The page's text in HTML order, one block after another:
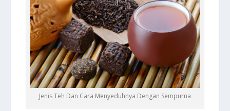
Jenis Teh Dan Cara Menyeduhnya Dengan Sempurna